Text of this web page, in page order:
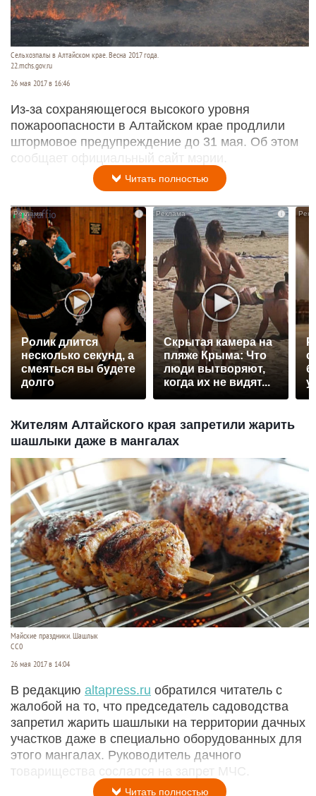
Сельхозпалы в Алтайском крае. Весна 2017 года.
22.mchs.gov.ru
26 мая 2017 в 16:46
Из-за сохраняющегося высокого уровня
пожароопасности в Алтайском крае продлили
штормовое предупреждение до 31 мая. Об этом
сообщает официальный сайт мэрии.
Читать полностью
Ролик длится
несколько секунд, а
смеяться вы будете
долго
i
Скрытая камера на
пляже Крыма: Что
люди вытворяют,
когда их не видят...
Жителям Алтайского края запретили жарить
шашлыки даже в мангалах
Майские праздники. Шашлык
СС0
26 мая 2017 в 14:04
В редакцию altapress.ru обратился читатель с
жалобой на то, что председатель садоводства
запретил жарить шашлыки на территории дачных
участков даже в специально оборудованных для
этого мангалах. Руководитель дачного
товарищества сослался на запрет МЧС.
Читать полностью